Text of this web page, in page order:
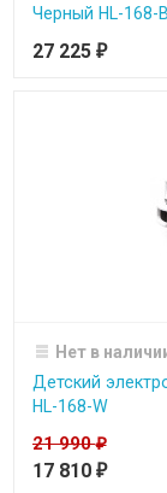
Черный HL-168-B
27 225 ₽
Нет в
Детский
HL-168-W
21 990₽
17 810 ₽